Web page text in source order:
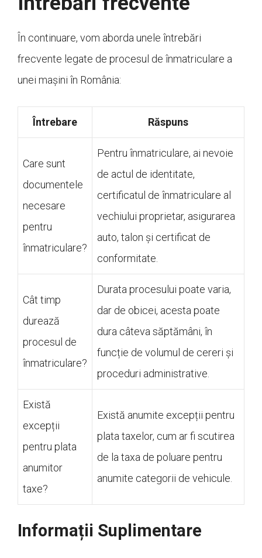
În continuare, vom aborda unele întrebări
frecvente legate de procesul de înmatriculare a
unei mașini în România:
Întrebare Răspuns
Care sunt
documentele
necesare
pentru
înmatriculare?
Pentru înmatriculare, ai nevoie
de actul de identitate,
certificatul de înmatriculare al
vechiului proprietar, asigurarea
auto, talon și certificat de
conformitate.
Cât timp
durează
procesul de
înmatriculare?
Durata procesului poate varia,
dar de obicei, acesta poate
dura câteva săptămâni, în
funcție de volumul de cereri și
proceduri administrative.
Există
excepții
pentru plata
anumitor
taxe?
Există anumite excepții pentru
plata taxelor, cum ar fi scutirea
de la taxa de poluare pentru
anumite categorii de vehicule.
Informații Suplimentare